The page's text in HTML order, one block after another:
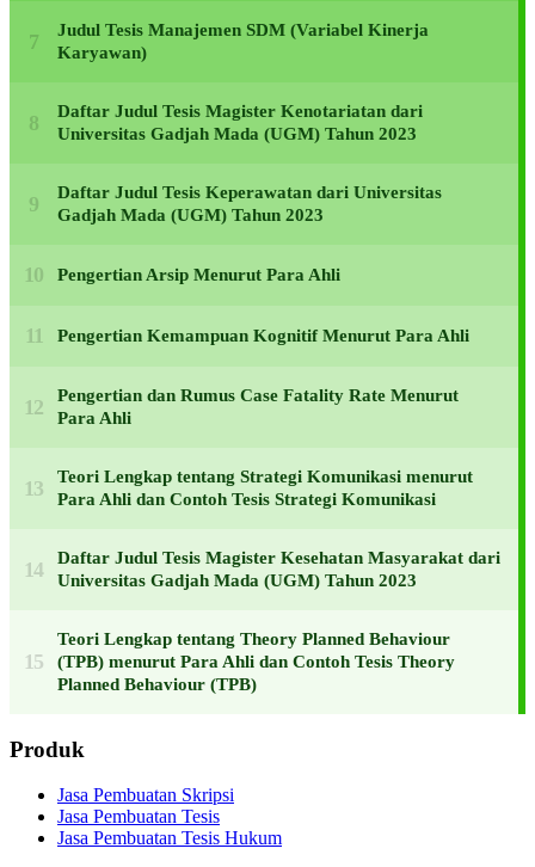
Judul Tesis Manajemen SDM (Variabel Kinerja
Karyawan)
Daftar Judul Tesis Magister Kenotariatan dari
Universitas Gadjah Mada (UGM) Tahun 2023
Daftar Judul Tesis Keperawatan dari Universitas
Gadjah Mada (UGM) Tahun 2023
Pengertian Arsip Menurut Para Ahli
Pengertian Kemampuan Kognitif Menurut Para Ahli
Pengertian dan Rumus Case Fatality Rate Menurut
Para Ahli
Teori Lengkap tentang Strategi Komunikasi menurut
Para Ahli dan Contoh Tesis Strategi Komunikasi
Daftar Judul Tesis Magister Kesehatan Masyarakat dari
Universitas Gadjah Mada (UGM) Tahun 2023
Teori Lengkap tentang Theory Planned Behaviour
(TPB) menurut Para Ahli dan Contoh Tesis Theory
Planned Behaviour (TPB)
Produk
Jasa Pembuatan Skripsi
Jasa Pembuatan Tesis
Jasa Pembuatan Tesis Hukum